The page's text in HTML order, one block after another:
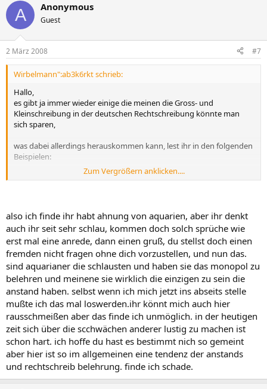
A Anonymous
Guest
2 März 2008 #7
Wirbelmann":ab3k6rkt schrieb:
Hallo,
es gibt ja immer wieder einige die meinen die Gross- und
Kleinschreibung in der deutschen Rechtschreibung könnte man
sich sparen,
was dabei allerdings herauskommen kann, lest ihr in den folgenden
Beispielen:
Warum sind füllige Frauen gut zu vögeln?
Er hatte liebe Genossen.
Er hatte Liebe genossen.
Wäre er doch nur Dichter!
Wäre er doch nur dichter!
Sich brüsten und anderem zuwenden.
Sich Brüsten und anderem zuwenden.
Die nackte Sucht zu quälen.
Die Nackte sucht zu quälen.
Sie konnte geschickt Blasen und Glieder behandeln.
Sie konnte geschickt blasen und Glieder behandeln.
Zum Vergrößern anklicken....
also ich finde ihr habt ahnung von aquarien, aber ihr denkt
auch ihr seit sehr schlau, kommen doch solch sprüche wie
erst mal eine anrede, dann einen gruß, du stellst doch einen
fremden nicht fragen ohne dich vorzustellen, und nun das.
sind aquarianer die schlausten und haben sie das monopol zu
belehren und meinene sie wirklich die einzigen zu sein die
anstand haben. selbst wenn ich mich jetzt ins abseits stelle
mußte ich das mal loswerden.ihr könnt mich auch hier
rausschmeißen aber das finde ich unmöglich. in der heutigen
zeit sich über die scchwächen anderer lustig zu machen ist
schon hart. ich hoffe du hast es bestimmt nich so gemeint
aber hier ist so im allgemeinen eine tendenz der anstands
und rechtschreib belehrung. finde ich schade.